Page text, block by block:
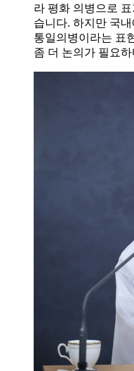
라 평화 의병으로
습니다. 하지만 국
통일의병이라는 표
좀 더 논의가 필요